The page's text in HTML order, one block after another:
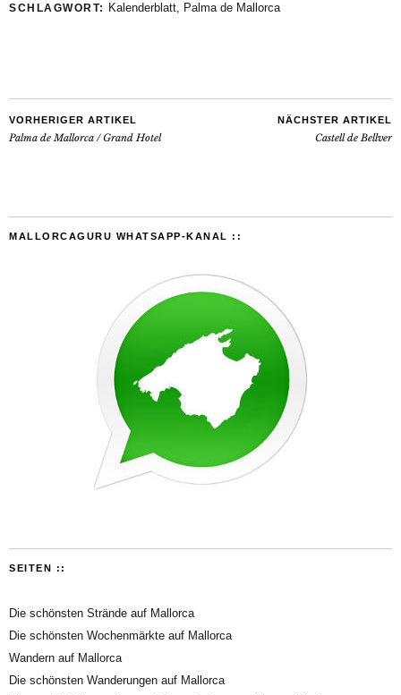
SCHLAGWORT: Kalenderblatt, Palma de Mallorca
VORHERIGER ARTIKEL
Palma de Mallorca / Grand Hotel
NÄCHSTER ARTIKEL
Castell de Bellver
MALLORCAGURU WHATSAPP-KANAL ::
SEITEN ::
Die schönsten Strände auf Mallorca
Die schönsten Wochenmärkte auf Mallorca
Wandern auf Mallorca
Die schönsten Wanderungen auf Mallorca